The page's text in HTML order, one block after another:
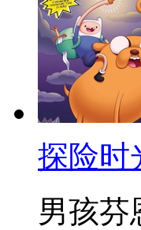
探险时
男孩芬